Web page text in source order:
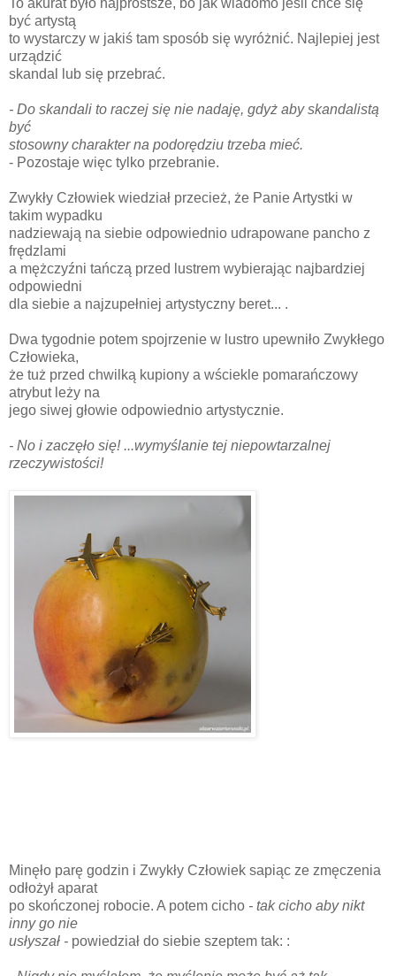
być artystą
to wystarczy w jakiś tam sposób się wyróżnić. Najlepiej jest
urządzić
skandal lub się przebrać.
- Do skandali to raczej się nie nadaję, gdyż aby skandalistą
być
stosowny charakter na podorędziu trzeba mieć.
- Pozostaje więc tylko przebranie.
Zwykły Człowiek wiedział przecież, że Panie Artystki w
takim wypadku
nadziewają na siebie odpowiednio udrapowane pancho z
frędzlami
a mężczyźni tańczą przed lustrem wybierając najbardziej
odpowiedni
dla siebie a najzupełniej artystyczny beret... .
Dwa tygodnie potem spojrzenie w lustro upewniło Zwykłego
Człowieka,
że tuż przed chwilką kupiony a wściekle pomarańczowy
atrybut leży na
jego siwej głowie odpowiednio artystycznie.
- No i zaczęło się! ...wymyślanie tej niepowtarzalnej
rzeczywistości!
Minęło parę godzin i Zwykły Człowiek sapiąc ze zmęczenia
odłożył aparat
po skończonej robocie. A potem cicho - tak cicho aby nikt
inny go nie
usłyszał - powiedział do siebie szeptem tak: :